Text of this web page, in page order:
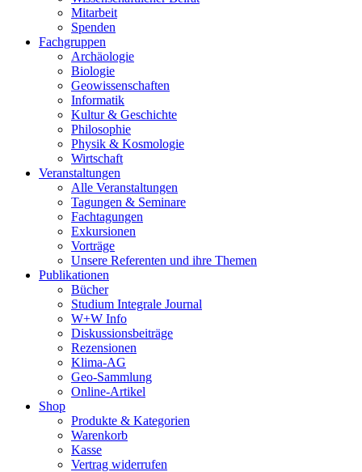
Mitarbeit
Spenden
Fachgruppen
Archäologie
Biologie
Geowissenschaften
Informatik
Kultur & Geschichte
Philosophie
Physik & Kosmologie
Wirtschaft
Veranstaltungen
Alle Veranstaltungen
Tagungen & Seminare
Fachtagungen
Exkursionen
Vorträge
Unsere Referenten und ihre Themen
Publikationen
Bücher
Studium Integrale Journal
W+W Info
Diskussionsbeiträge
Rezensionen
Klima-AG
Geo-Sammlung
Online-Artikel
Shop
Produkte & Kategorien
Warenkorb
Kasse
Vertrag widerrufen